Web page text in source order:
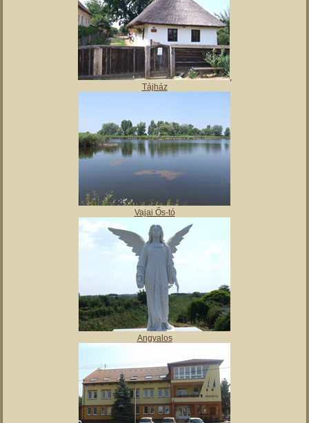
Magyar Nemzeti Múzeum Vay Ádám Muzeális Gyűjteménye
Kiskastély – Vaja szálláshely
Vajai Ős-tó